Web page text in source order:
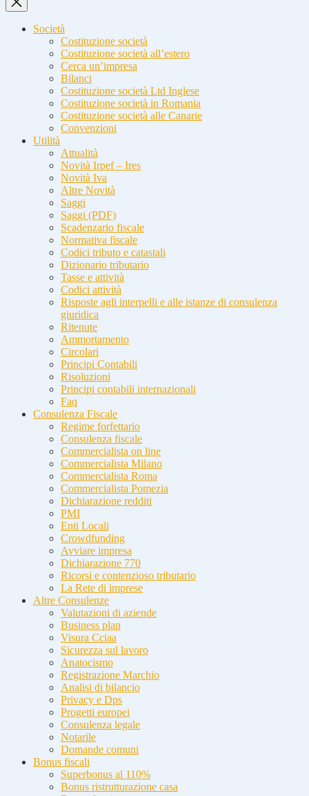
Società
Costituzione società
Costituzione società all’estero
Cerca un’impresa
Bilanci
Costituzione società Ltd Inglese
Costituzione società in Romania
Costituzione società alle Canarie
Convenzioni
Utilità
Attualità
Novità Irpef – Ires
Novità Iva
Altre Novità
Saggi
Saggi (PDF)
Scadenzario fiscale
Normativa fiscale
Codici tributo e catastali
Dizionario tributario
Tasse e attività
Codici attività
Risposte agli interpelli e alle istanze di consulenza
giuridica
Ritenute
Ammortamento
Circolari
Principi Contabili
Risoluzioni
Principi contabili internazionali
Faq
Consulenza Fiscale
Regime forfettario
Consulenza fiscale
Commercialista on line
Commercialista Milano
Commercialista Roma
Commercialista Pomezia
Dichiarazione redditi
PMI
Enti Locali
Crowdfunding
Avviare impresa
Dichiarazione 770
Ricorsi e contenzioso tributario
La Rete di imprese
Altre Consulenze
Valutazioni di aziende
Business plan
Visura Cciaa
Sicurezza sul lavoro
Anatocismo
Registrazione Marchio
Analisi di bilancio
Privacy e Dps
Progetti europei
Consulenza legale
Notarile
Domande comuni
Bonus fiscali
Superbonus al 110%
Bonus ristrutturazione casa